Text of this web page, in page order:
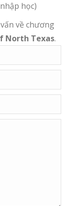
học)
về chương
North Texas.